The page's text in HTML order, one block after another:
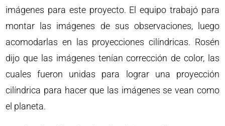
imágenes para este proyecto. El equipo trabajó para
montar las imágenes de sus observaciones, luego
acomodarlas en las proyecciones cilíndricas. Rosén
dijo que las imágenes tenían corrección de color, las
cuales fueron unidas para lograr una proyección
cilíndrica para hacer que las imágenes se vean como
el planeta.